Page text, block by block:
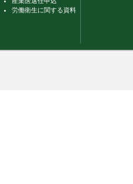
労働衛生に関する資料